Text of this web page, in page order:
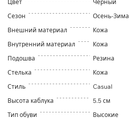
Цвет
Черный
Сезон
Осень-Зима
Внешний материал
Кожа
Внутренний материал
Кожа
Подошва
Резина
Стелька
Кожа
Стиль
Casual
Высота каблука
5.5 см
Тип обуви
Высокие